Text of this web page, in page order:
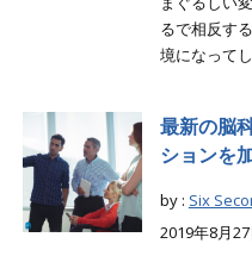
るで相反す
境になって
最新の脳
ションを
by : Six
2019年8月